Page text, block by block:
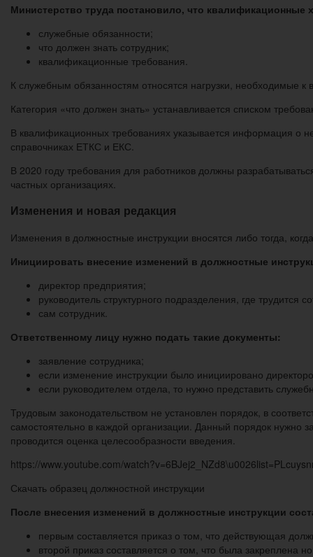
Министерство труда постановило, что квалификационные
служебные обязанности;
что должен знать сотрудник;
квалификационные требования.
К служебным обязанностям относятся нагрузки, необходимые
Категория «что должен знать» устанавливается списком
В квалификационных требованиях указывается информация о
справочниках ЕТКС и ЕКС.
В 2020 году требования для работников должны
частных организациях.
Изменения и новая редакция
Изменения в должностные инструкции вносятся либо тогда,
Инициировать внесение изменений в должностные
директор предприятия;
руководитель структурного подразделения, где трудится
сам сотрудник.
Ответственному лицу нужно подать такие документы:
заявление сотрудника;
если изменение инструкции было инициировано
если руководителем отдела, то нужно представить
Трудовым законодательством не установлен порядок, в
самостоятельно в каждой организации. Данный порядок нужно
проводится оценка целесообразности введения.
https://www.youtube.com/
Скачать образец должностной инструкции
После внесения изменений в должностные инструкции
первым составляется приказ о том, что действующая
второй приказ составляется о том, что была закреплена